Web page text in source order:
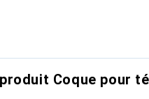
Coque pour